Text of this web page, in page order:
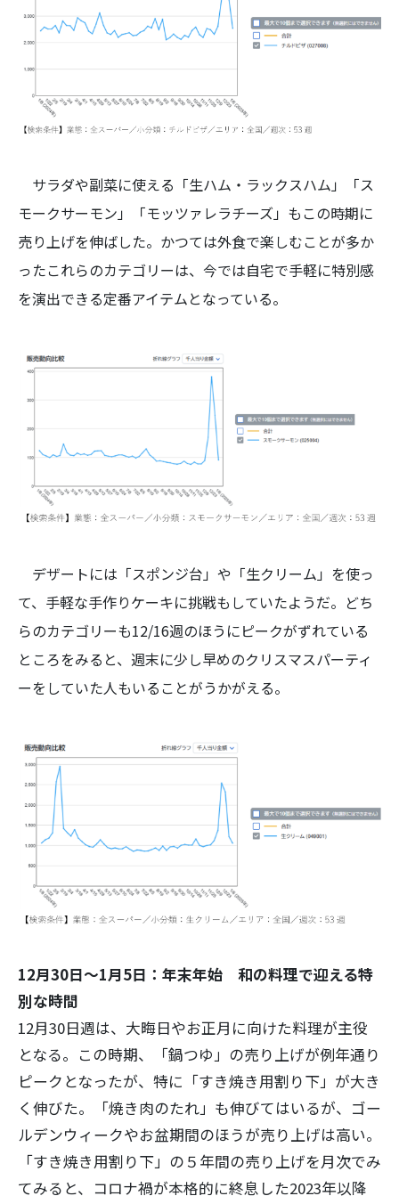
サラダや副菜に使える「生ハム・ラックスハム」「ス
モークサーモン」「モッツァレラチーズ」もこの時期に
売り上げを伸ばした。かつては外食で楽しむことが多か
ったこれらのカテゴリーは、今では自宅で手軽に特別感
を演出できる定番アイテムとなっている。
デザートには「スポンジ台」や「生クリーム」を使っ
て、手軽な手作りケーキに挑戦もしていたようだ。どち
らのカテゴリーも12/16週のほうにピークがずれている
ところをみると、週末に少し早めのクリスマスパーティ
ーをしていた人もいることがうかがえる。
12月30日～1月5日：年末年始 和の料理で迎える特
別な時間
12月30日週は、大晦日やお正月に向けた料理が主役
となる。この時期、「鍋つゆ」の売り上げが例年通り
ピークとなったが、特に「すき焼き用割り下」が大き
く伸びた。「焼き肉のたれ」も伸びてはいるが、ゴー
ルデンウィークやお盆期間のほうが売り上げは高い。
「すき焼き用割り下」の５年間の売り上げを月次でみ
てみると、コロナ禍が本格的に終息した2023年以降